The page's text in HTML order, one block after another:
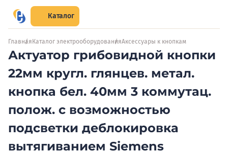
Каталог
Главная Каталог электрооборудованияАксессуары к кнопкам
Актуатор грибовидной кнопки
22мм кругл. глянцев. метал.
кнопка бел. 40мм 3 коммутац.
полож. с возможностью
подсветки деблокировка
вытягиванием Siemens